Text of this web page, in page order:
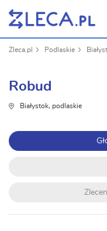
Zleca.pl Podlaskie
Robud
Białystok, podlaskie